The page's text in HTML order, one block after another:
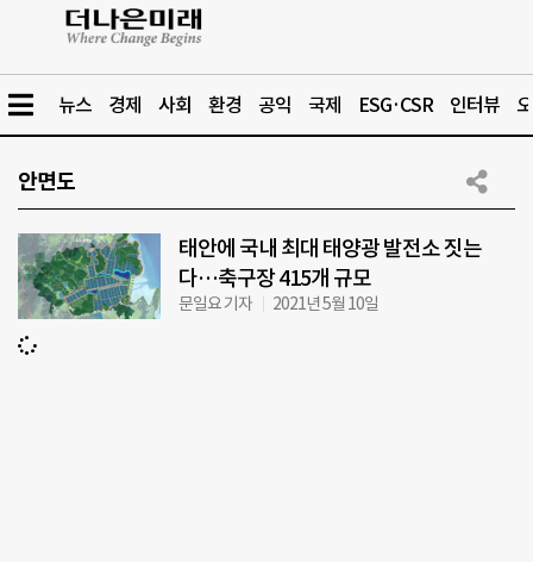
뉴스 경제 사회 환경 공익 국제 ESG·CSR 인터뷰
안면도
태안에 국내 최대 태양광 발전소 짓는
다…축구장 415개 규모
문일요 기자 2021년 5월 10일